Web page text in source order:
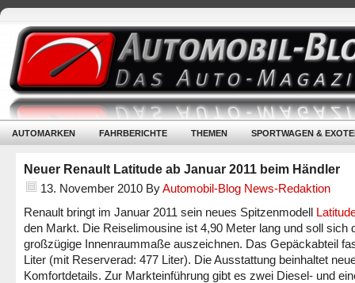
AUTOMARKEN FAHRBERICHTE THEMEN SPORTWAGEN &
Neuer Renault Latitude ab Januar 2011 beim Händler
13. November 2010 ByAutomobil-Blog News-Redaktion
Renault bringt im Januar 2011 sein neues Spitzenmodell
den Markt. Die Reiselimousine ist 4,90 Meter lang und soll sich
großzügige Innenraummaße auszeichnen. Das Gepäckabteil
Liter (mit Reserverad: 477 Liter). Die Ausstattung beinhaltet
Komfortdetails. Zur Markteinführung gibt es zwei Diesel- und